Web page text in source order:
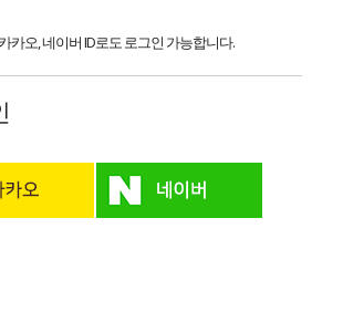
카오, 네이버 ID로도 로그인 가능합니다.